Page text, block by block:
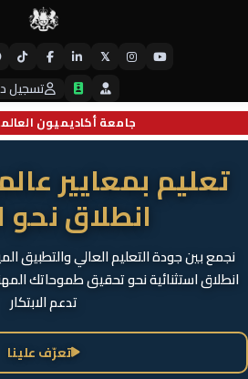
جامعة أكاديميون
𝕏
تسجيل
جامعة أيبكسي العالمية
تعليم بمعايير
انطلاق نحو
نجمع بين جودة التعليم العالي والتطبيق
انطلاق استثنائية نحو تحقيق طموحاتك
تدعم الابتكار
تعرّف علينا